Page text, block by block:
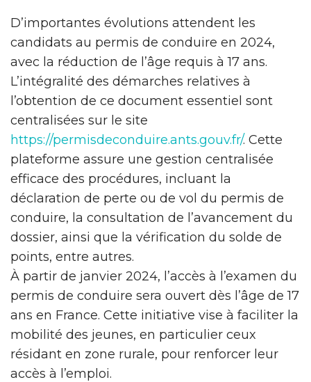
D’importantes évolutions attendent les
candidats au permis de conduire en 2024,
avec la réduction de l’âge requis à 17 ans.
L’intégralité des démarches relatives à
l’obtention de ce document essentiel sont
centralisées sur le site
https://permisdeconduire.ants.gouv.fr/. Cette
plateforme assure une gestion centralisée
efficace des procédures, incluant la
déclaration de perte ou de vol du permis de
conduire, la consultation de l’avancement du
dossier, ainsi que la vérification du solde de
points, entre autres.
À partir de janvier 2024, l’accès à l’examen du
permis de conduire sera ouvert dès l’âge de 17
ans en France. Cette initiative vise à faciliter la
mobilité des jeunes, en particulier ceux
résidant en zone rurale, pour renforcer leur
accès à l’emploi.